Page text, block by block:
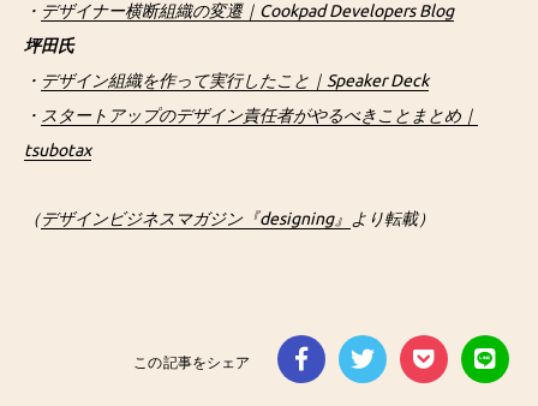
・ デザイナー横断組織の変遷｜Cookpad Developers Blog
坪田氏
・ デザイン組織を作って実行したこと｜Speaker Deck
・ スタートアップのデザイン責任者がやるべきことまとめ｜
tsubotax
（デザインビジネスマガジン『designing』 より転載）
この記事をシェア